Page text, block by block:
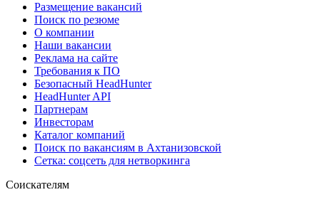
Размещение вакансий
Поиск по резюме
О компании
Наши вакансии
Реклама на сайте
Требования к ПО
Безопасный HeadHunter
HeadHunter API
Партнерам
Инвесторам
Каталог компаний
Поиск по вакансиям в Ахтанизовской
Сетка: соцсеть для нетворкинга
Соискателям